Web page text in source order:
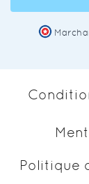
Politique